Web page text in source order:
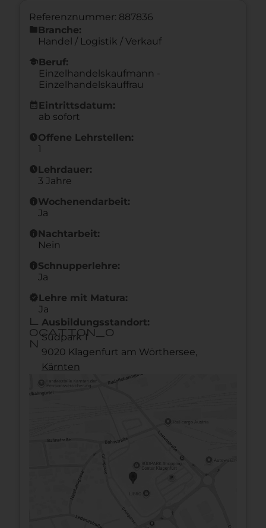
Referenznummer: 887836
folderBranche:
Handel / Logistik / Verkauf
schoolBeruf:
Einzelhandelskaufmann -
Einzelhandelskauffrau
calendar_month Eintrittsdatum:
ab sofort
scheduleOffene Lehrstellen:
1
scheduleLehrdauer:
3 Jahre
infoWochenendarbeit:
Ja
infoNachtarbeit:
Nein
infoSchnupperlehre:
Ja
new_releasesLehre mit Matura:
Ja
l
ocation_o
n
Ausbildungsstandort:
Südpark 1
9020 Klagenfurt am Wörthersee,
Kärnten